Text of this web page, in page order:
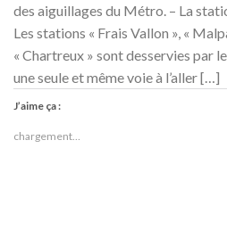
des aiguillages du Métro. – La
Les stations « Frais Vallon », «
« Chartreux » sont desservies par
une seule et même voie à l’aller […]
J’aime ça :
chargement…